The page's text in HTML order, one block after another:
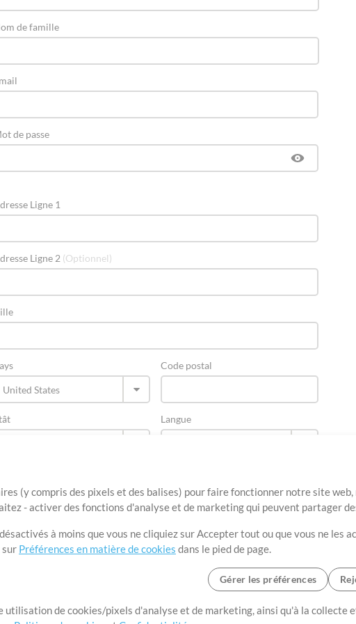
(y compris des pixels et des balises) pour faire fonctionner notre site
- activer des fonctions d'analyse et de marketing qui peuvent partager
à moins que vous ne cliquiez sur Accepter tout ou que vous ne les
sur Préférences en matière de cookies dans le pied de page.
Gérer les préférences
utilisation de cookies/pixels d'analyse et de marketing, ainsi qu'à la collecte
de famille
de passe
Ligne 1
Ligne 2 (Optionnel)
Code postal
Langue
Conditions d’utilisation Confidentialité Préférences en matière de cookies